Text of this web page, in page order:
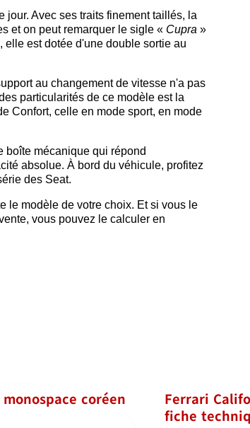
jour. Avec ses traits finement taillés, la
et on peut remarquer le sigle « Cupra »
est dotée d'une double sortie au
au changement de vitesse n'a pas
particularités de ce modèle est la
Confort, celle en mode sport, en mode
boîte mécanique qui répond
absolue. À bord du véhicule, profitez
des Seat.
le modèle de votre choix. Et si vous le
vous pouvez le calculer en
coréen
Ferrari
fiche